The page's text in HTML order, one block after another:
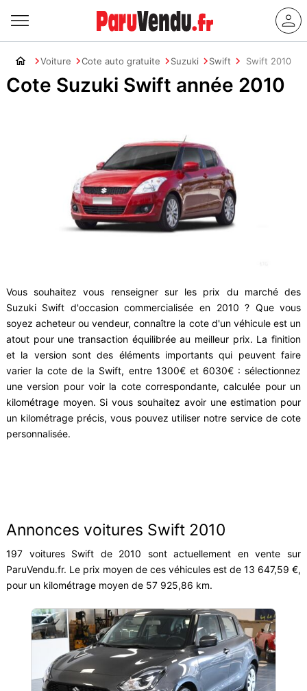
Voiture Cote auto gratuite Suzuki Swift Swift 2010
Cote Suzuki Swift année 2010
Vous souhaitez vous renseigner sur les prix du marché des
Suzuki Swift d'occasion commercialisée en 2010 ? Que vous
soyez acheteur ou vendeur, connaître la cote d'un véhicule est un
atout pour une transaction équilibrée au meilleur prix. La finition
et la version sont des éléments importants qui peuvent faire
varier la cote de la Swift, entre 1300€ et 6030€ : sélectionnez
une version pour voir la cote correspondante, calculée pour un
kilométrage moyen. Si vous souhaitez avoir une estimation pour
un kilométrage précis, vous pouvez utiliser notre service de cote
personnalisée.
Annonces voitures Swift 2010
197 voitures Swift de 2010 sont actuellement en vente sur
ParuVendu.fr. Le prix moyen de ces véhicules est de 13 647,59 €,
pour un kilométrage moyen de 57 925,86 km.